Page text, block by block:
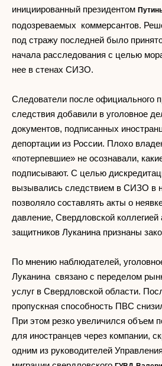
инициированный президентом
подозреваемых коммерсантов.
под стражу последней было
начала расследования с целью
нее в стенах СИЗО.
Следователи после официального
следствия добавили в уголовное
документов, подписанных
депортации из России. Плохо
«потерпевшие» не осознавали,
подписывают. С целью
вызывались следствием в СИЗО в
позволяло составлять акты о
давление, Свердловской коллегией
защитников Луканина признаны
По мнению наблюдателей,
Луканина связано с переделом
услуг в Свердловской области.
пропускная способность ПВС
При этом резко увеличился объем
для иностранцев через компании,
одним из руководителей